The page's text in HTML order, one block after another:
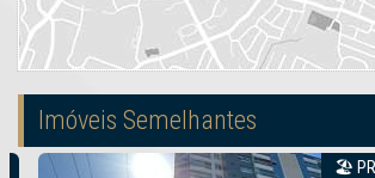
Imóveis Semelhantes
🏖️